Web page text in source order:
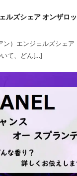
ルズシェア オンザロ
ン）エンジェルズシェ
て、どん[…]